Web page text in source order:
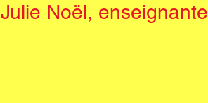
Julie Noël, enseignante